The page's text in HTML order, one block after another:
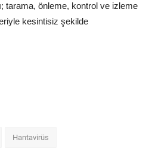
tarama, önleme, kontrol ve izleme
kesintisiz şekilde
Hantavirüs